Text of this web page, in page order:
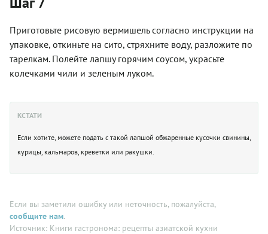
Приготовьте рисовую вермишель согласно инструкции на
упаковке, откиньте на сито, стряхните воду, разложите по
тарелкам. Полейте лапшу горячим соусом, украсьте
колечками чили и зеленым луком.
КСТАТИ
Если хотите, можете подать с такой лапшой обжаренные кусочки свинины,
курицы, кальмаров, креветки или ракушки.
Если вы заметили ошибку или неточность, пожалуйста,
сообщите нам.
Источник: Книги гастронома: рецепты азиатской кухни